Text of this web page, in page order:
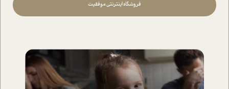
فروشگاه اینترنتی موفقیت